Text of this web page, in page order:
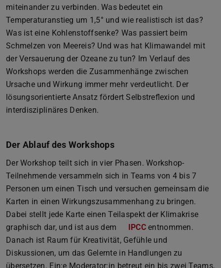
miteinander zu verbinden. Was bedeutet ein
Temperaturanstieg um 1,5° und wie realistisch ist das?
Was ist eine Kohlenstoffsenke? Was passiert beim
Schmelzen von Meereis? Und was hat Klimawandel mit
der Versauerung der Ozeane zu tun? Im Verlauf des
Workshops werden die Zusammenhänge zwischen
Ursache und Wirkung immer mehr verdeutlicht. Der
lösungsorientierte Ansatz fördert Selbstreflexion und
interdisziplinäres Denken.
Der Ablauf des Workshops
Der Workshop teilt sich in vier Phasen. Workshop-
Teilnehmende versammeln sich in Teams von 4 bis 7
Personen um einen Tisch und versuchen gemeinsam die
Karten in einen Wirkungszusammenhang zu bringen.
Dabei stellt jede Karte einen Teilaspekt der Klimakrise
graphisch dar, und ist aus dem
IPCC(wird in neuem Tab
entnommen.
Danach ist Raum für Kreativität, Gefühle und
Diskussionen, um das Gelernte in Handlungen zu
übersetzen. Ein:e Moderator:in betreut ein bis zwei Teams,